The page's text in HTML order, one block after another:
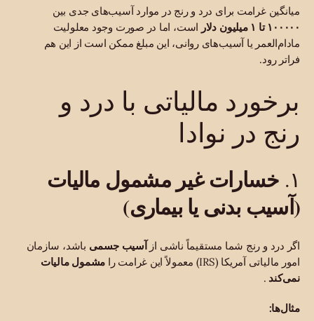
میانگین غرامت برای درد و رنج در موارد آسیب‌های جدی بین
۱۰۰۰۰۰ تا ۱ میلیون دلار
است، اما در صورت وجود معلولیت
مادام‌العمر یا آسیب‌های روانی، این مبلغ ممکن است از این هم
فراتر رود.
برخورد مالیاتی با درد و
رنج در نوادا
۱. خسارات غیر مشمول مالیات
(آسیب بدنی یا بیماری)
اگر درد و رنج شما مستقیماً ناشی ازآسیب جسمی باشد، سازمان
امور مالیاتی آمریکا (IRS) معمولاً این غرامت را
مشمول مالیات
نمی‌کند .
مثال‌ها: